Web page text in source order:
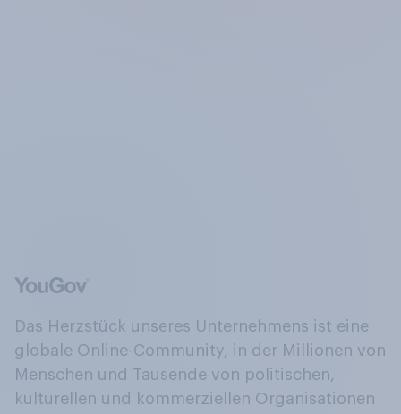
Das Herzstück unseres Unternehmens ist eine
globale Online-Community, in der Millionen von
Menschen und Tausende von politischen,
kulturellen und kommerziellen Organisationen